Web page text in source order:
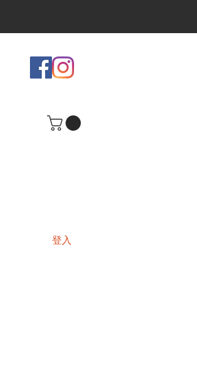
登入